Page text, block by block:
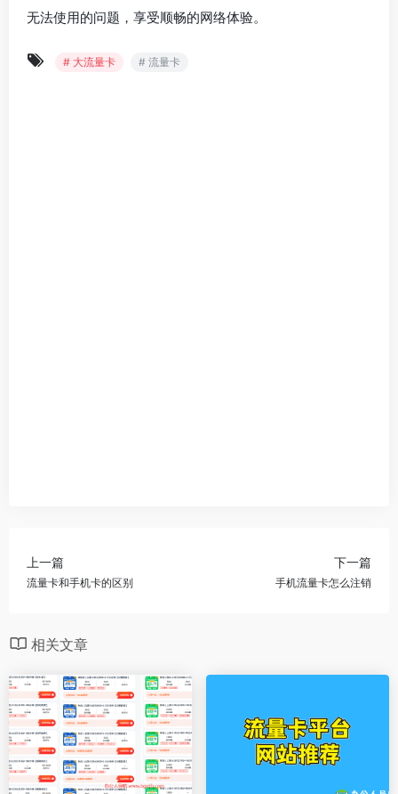
无法使用的问题，享受顺畅的网络体验。
# 大流量卡 # 流量卡
上一篇
流量卡和手机卡的区别
下一篇
手机流量卡怎么注销
相关文章